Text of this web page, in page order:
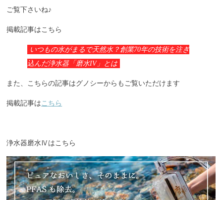
ご覧下さいね♪
掲載記事はこちら
いつもの水がまるで天然水？創業70年の技術を注ぎ
込んだ浄水器「磨水IV」とは
また、こちらの記事はグノシーからもご覧いただけます
掲載記事は こちら
浄水器磨水Ⅳはこちら